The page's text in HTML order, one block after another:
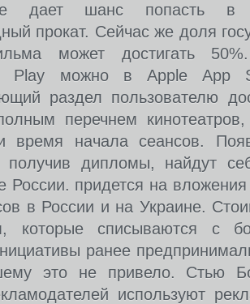
дает шанс попасть в
прокат. Сейчас же доля
может достигать 50%.
Play можно в Apple App
раздел пользователю
перечнем
время начала сеансов.
получив дипломы, найдут
России. придется на вложения
в России и на Украине.
которые списываются с
ранее
это не привело. Стью
используют